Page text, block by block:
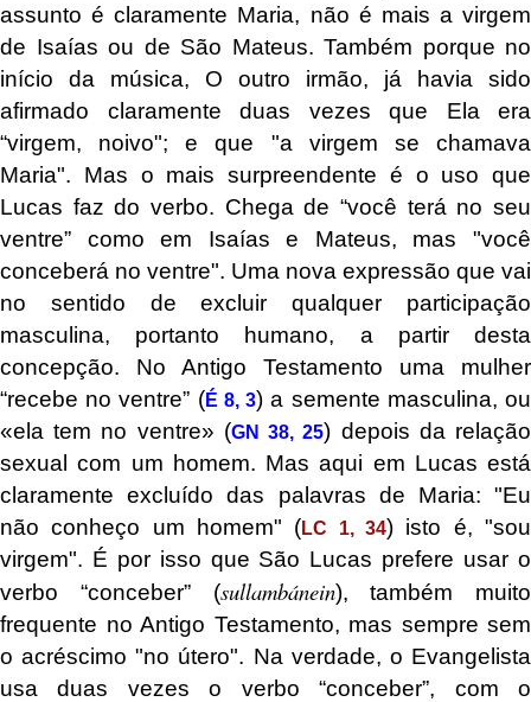
assunto é claramente Maria, não é mais a virgem
de Isaías ou de São Mateus. Também porque no
início da música, O outro irmão, já havia sido
afirmado claramente duas vezes que Ela era
“virgem, noivo"; e que "a virgem se chamava
Maria". Mas o mais surpreendente é o uso que
Lucas faz do verbo. Chega de “você terá no seu
ventre” como em Isaías e Mateus, mas "você
conceberá no ventre". Uma nova expressão que vai
no sentido de excluir qualquer participação
masculina, portanto humano, a partir desta
concepção. No Antigo Testamento uma mulher
“recebe no ventre” (É 8, 3) a semente masculina, ou
«ela tem no ventre» (GN 38, 25) depois da relação
sexual com um homem. Mas aqui em Lucas está
claramente excluído das palavras de Maria: "Eu
não conheço um homem" (LC 1, 34) isto é, "sou
virgem". É por isso que São Lucas prefere usar o
verbo “conceber” (sullambánein), também muito
frequente no Antigo Testamento, mas sempre sem
o acréscimo "no útero". Na verdade, o Evangelista
usa duas vezes o verbo “conceber”, com o